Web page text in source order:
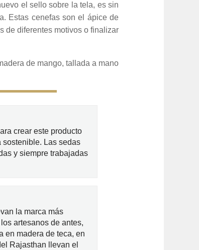
el sello sobre la tela, es sin
Estas cenefas son el ápice de
de diferentes motivos o finalizar
de mango, tallada a mano
crear este producto
sostenible. Las sedas
y siempre trabajadas
la marca más
artesanos de antes,
en madera de teca, en
Rajasthan llevan el